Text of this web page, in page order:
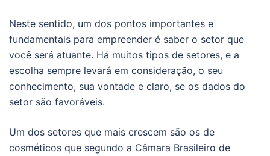
Neste sentido, um dos pontos importantes e
fundamentais para empreender é saber o setor que
você será atuante. Há muitos tipos de setores, e a
escolha sempre levará em consideração, o seu
conhecimento, sua vontade e claro, se os dados do
setor são favoráveis.
Um dos setores que mais crescem são os de
cosméticos que segundo a Câmara Brasileiro de